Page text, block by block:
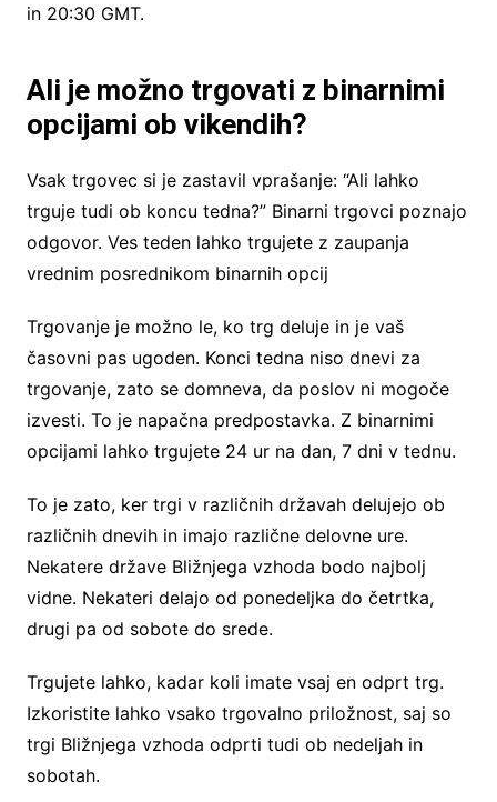
in 20:30 GMT.
Ali je možno trgovati z binarnimi
opcijami ob vikendih?
Vsak trgovec si je zastavil vprašanje: “Ali lahko
trguje tudi ob koncu tedna?” Binarni trgovci poznajo
odgovor. Ves teden lahko trgujete z zaupanja
vrednim posrednikom binarnih opcij
Trgovanje je možno le, ko trg deluje in je vaš
časovni pas ugoden. Konci tedna niso dnevi za
trgovanje, zato se domneva, da poslov ni mogoče
izvesti. To je napačna predpostavka. Z binarnimi
opcijami lahko trgujete 24 ur na dan, 7 dni v tednu.
To je zato, ker trgi v različnih državah delujejo ob
različnih dnevih in imajo različne delovne ure.
Nekatere države Bližnjega vzhoda bodo najbolj
vidne. Nekateri delajo od ponedeljka do četrtka,
drugi pa od sobote do srede.
Trgujete lahko, kadar koli imate vsaj en odprt trg.
Izkoristite lahko vsako trgovalno priložnost, saj so
trgi Bližnjega vzhoda odprti tudi ob nedeljah in
sobotah.